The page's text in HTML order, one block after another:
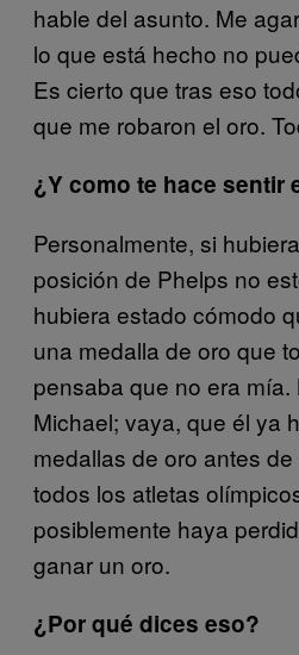
hable del asunto. Me
lo que está hecho no
Es cierto que tras eso
que me robaron el oro.
¿Y como te hace sentir
Personalmente, si
posición de Phelps no
hubiera estado cómodo
una medalla de oro que
pensaba que no era mía.
Michael; vaya, que él ya
medallas de oro antes
todos los atletas
posiblemente haya
ganar un oro.
¿Por qué dices eso?